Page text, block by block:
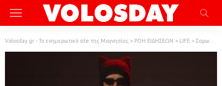
Volosday.gr - Το ενημερωτικό site της Μαγνησίας > ΡΟΗ ΕΙΔΗΣΕΩΝ > LIFE > Σαρωτική άνοδος για την Ελλάδα στα στοιχήματα της Eurovision – Στη 2η θέση ο Akylas